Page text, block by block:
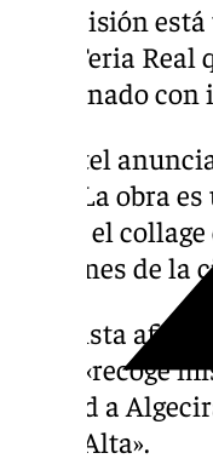
La decisión
de la Feria
funcionado
El cartel
calle. La obra
donde el
imágenes de la
La artista
2026, «recoge
Madrid a
Plaza Alta».